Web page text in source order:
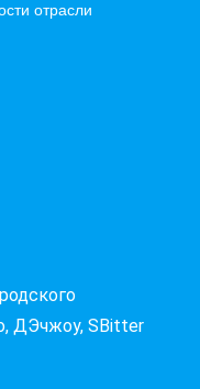
отрасли
ДЭчжоу, SBitter